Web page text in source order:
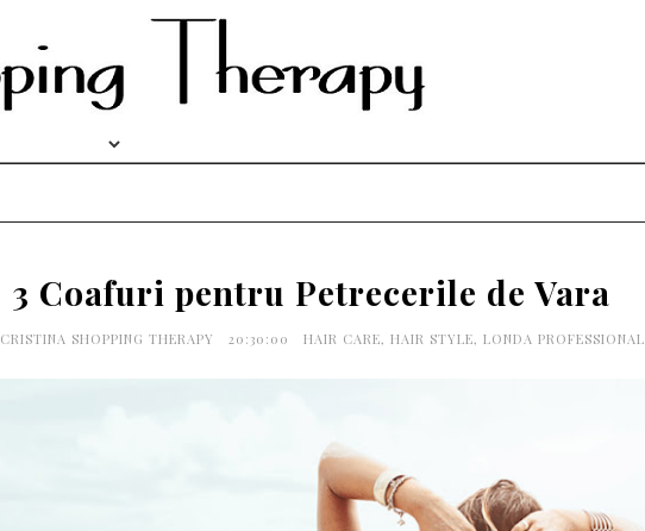
3 Coafuri pentru Petrecerile de Vara
CRISTINA SHOPPING THERAPY 20:30:00 HAIR CARE, HAIR STYLE, LONDA PROFESSIONAL